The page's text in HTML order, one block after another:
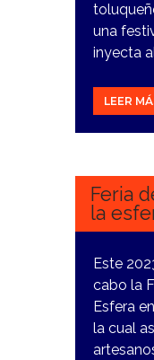
una
inyecta
LEER
17
Feria
la
Este
cabo la
Esfera
la cual